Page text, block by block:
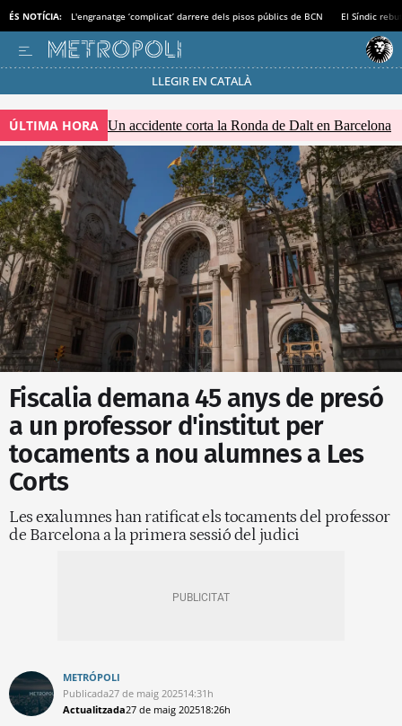
ÉS NOTÍCIA: L'engranatge ‘complicat’ darrere dels pisos públics de BCN El Síndic
LLEGIR EN CATALÀ
Passa’t al mode estalvi
ÚLTIMA HORA Un accidente corta la Ronda de Dalt en Barcelona
Fiscalia demana 45 anys de presó
a un professor d'institut per
tocaments a nou alumnes a Les
Corts
Les exalumnes han ratificat els tocaments del professor
de Barcelona a la primera sessió del judici
METRÓPOLI
Publicada27 de maig 202514:31h
Actualitzada27 de maig 202518:26h